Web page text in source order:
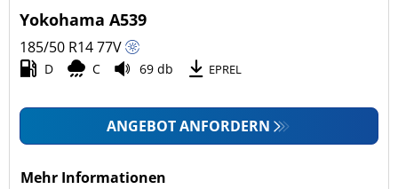
Transporter (0)
Wohnmobil (0)
Yokohama A539
185/50 R1477V
D C 69 db EPREL
ANGEBOT ANFORDERN
Mehr Informationen